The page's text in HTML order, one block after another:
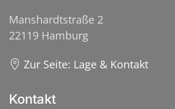
Manshardtstraße 2
22119 Hamburg
Zur Seite: Lage & Kontakt
Kontakt